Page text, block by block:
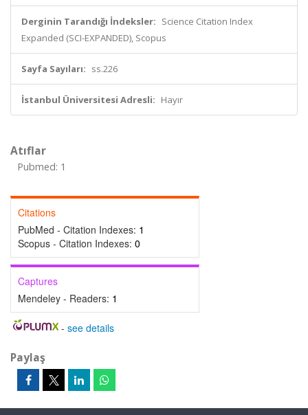
Derginin Tarandığı İndeksler: Science Citation Index
Expanded (SCI-EXPANDED), Scopus
Sayfa Sayıları: ss.226
İstanbul Üniversitesi Adresli: Hayır
Atıflar
Pubmed: 1
Citations
PubMed - Citation Indexes: 1
Scopus - Citation Indexes: 0
Captures
Mendeley - Readers: 1
- see details
Paylaş